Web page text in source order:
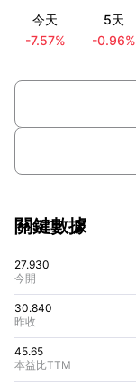
今天
-7.57%
5天
-0.96%
關鍵數據
27.930
今開
45.65
本益比TTM
30.840
昨收